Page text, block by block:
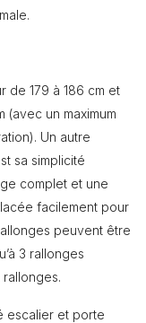
de 179 à 186 cm et
(avec un maximum
Un autre
sa simplicité
complet et une
facilement pour
peuvent être
3 rallonges
escalier et porte